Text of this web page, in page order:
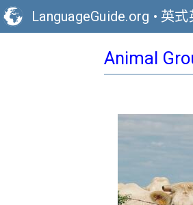
LanguageGuide.org • 英式
Animal